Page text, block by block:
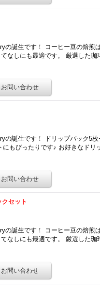
の誕生です！ コーヒー豆の焙煎
なしにも最適です。 厳選した珈
の誕生です！ ドリップパック5
もぴったりです♪ お好きなドリ
セット
の誕生です！ コーヒー豆の焙煎
なしにも最適です。 厳選した珈